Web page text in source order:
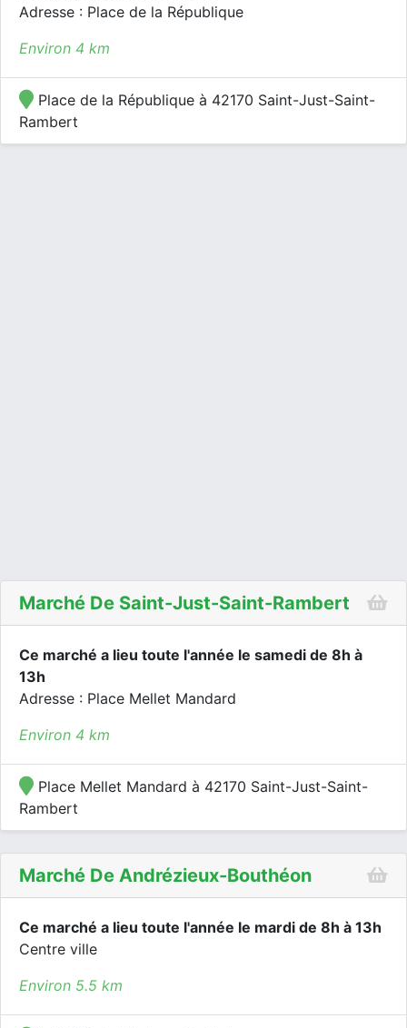
Adresse : Place de la République
Environ 4 km
Place de la République à 42170 Saint-Just-Saint-
Rambert
Marché De Saint-Just-Saint-Rambert
Ce marché a lieu toute l'année le samedi de 8h à
13h
Adresse : Place Mellet Mandard
Environ 4 km
Place Mellet Mandard à 42170 Saint-Just-Saint-
Rambert
Marché De Andrézieux-Bouthéon
Ce marché a lieu toute l'année le mardi de 8h à 13h
Centre ville
Environ 5.5 km